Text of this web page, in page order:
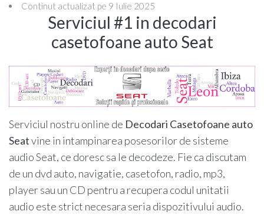
Continut actualizat pe 9 Iulie 2025
Serviciul #1 in decodari
casetofoane auto Seat
Serviciul nostru online de Decodari Casetofoane auto
Seatvine in intampinarea posesorilor de sisteme
audio Seat, ce doresc sa le decodeze. Fie ca discutam
de un dvd auto, navigatie, casetofon, radio, mp3,
player sau un CD pentru a recupera codul unitatii
audio este strict necesara seria dispozitivului audio.